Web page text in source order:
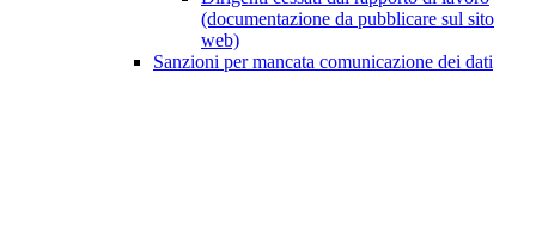
(documentazione da pubblicare sul sito
web)
Sanzioni per mancata comunicazione dei dati